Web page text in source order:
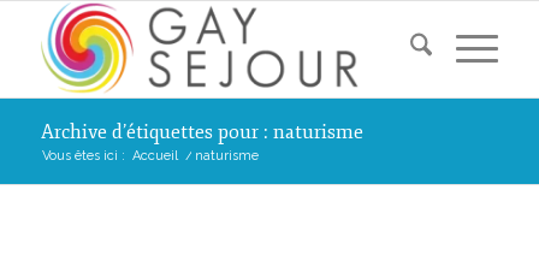
Archive d’étiquettes pour : naturisme
Vous êtes ici : Accueil / naturisme